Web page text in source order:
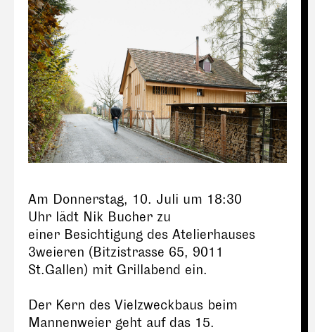
Am Donnerstag, 10. Juli um 18:30
Uhr lädt Nik Bucher zu
einer Besichtigung des Atelierhauses
3weieren (Bitzistrasse 65, 9011
St.Gallen) mit Grillabend ein.
Der Kern des Vielzweckbaus beim
Mannenweier geht auf das 15.